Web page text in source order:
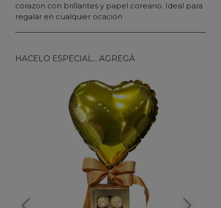
corazon con brillantes y papel coreano. Ideal para
regalar en cualquier ocación
HACELO ESPECIAL... AGREGÁ